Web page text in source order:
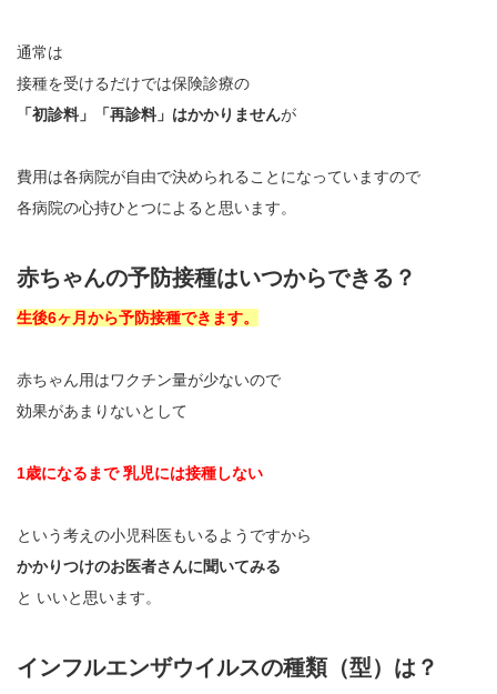
通常は
接種を受けるだけでは保険診療の
「初診料」「再診料」はかかりませんが
費用は各病院が自由で決められることになっていますので
各病院の心持ひとつによると思います。
赤ちゃんの予防接種はいつからできる？
生後6ヶ月から予防接種できます。
赤ちゃん用はワクチン量が少ないので
効果があまりないとして
1歳になるまで 乳児には接種しない
という考えの小児科医もいるようですから
かかりつけのお医者さんに聞いてみる
と いいと思います。
インフルエンザウイルスの種類（型）は？